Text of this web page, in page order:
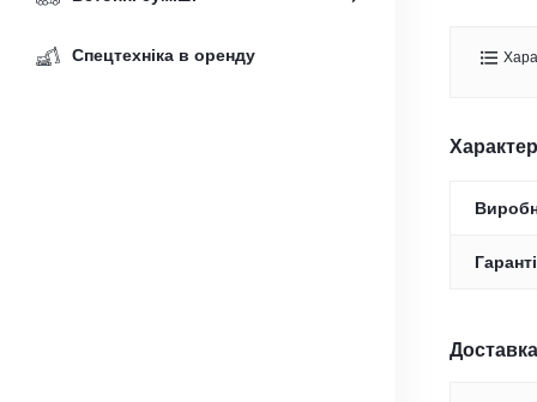
Спецтехніка в оренду